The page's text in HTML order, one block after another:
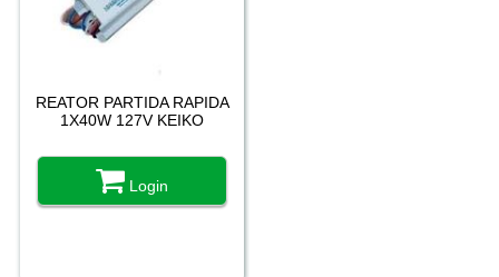
REATOR PARTIDA RAPIDA
1X40W 127V KEIKO
Login